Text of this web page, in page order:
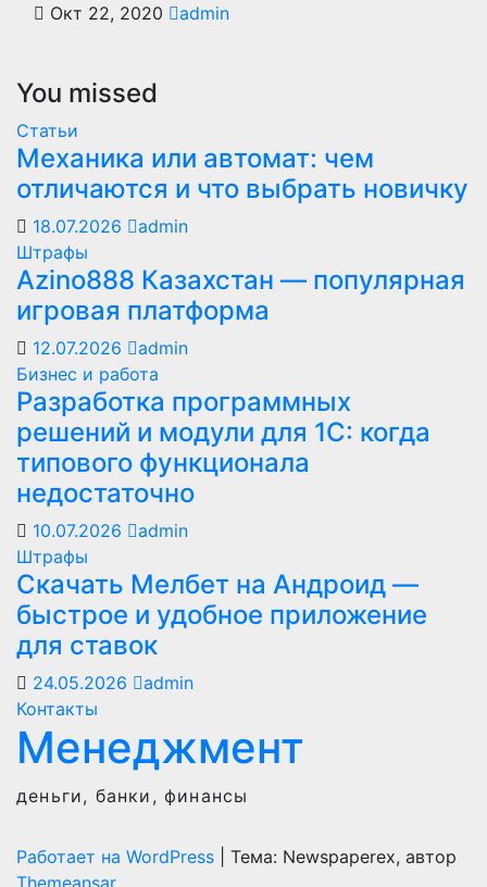
Окт 22, 2020 admin
You missed
Статьи
Механика или автомат: чем
отличаются и что выбрать новичку
18.07.2026
admin
Штрафы
Azino888 Казахстан — популярная
игровая платформа
12.07.2026
admin
Бизнес и работа
Разработка программных
решений и модули для 1С: когда
типового функционала
недостаточно
10.07.2026
admin
Штрафы
Скачать Мелбет на Андроид —
быстрое и удобное приложение
для ставок
24.05.2026
admin
Контакты
Менеджмент
деньги, банки, финансы
Работает на WordPress
Тема: Newspaperex, автор
Themeansar